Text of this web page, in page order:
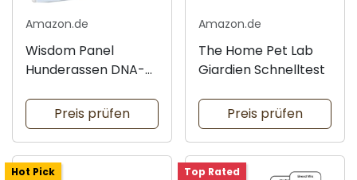
Amazon.de
Wisdom Panel
Hunderassen DNA-
Preis prüfen
Amazon.de
The Home Pet Lab
Giardien Schnelltest
Preis prüfen
Hot Pick Top Rated